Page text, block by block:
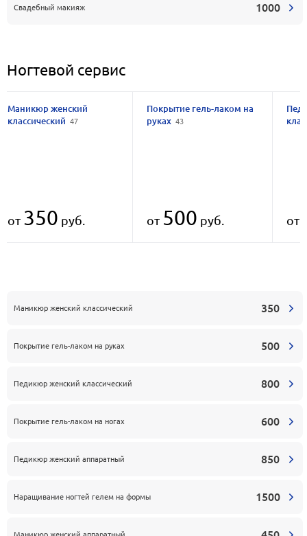
Свадебный макияж 1000
Ногтевой сервис
Маникюр женский классический 350
Покрытие гель-лаком на руках 500
Педикюр женский классический 800
Покрытие гель-лаком на ногах 600
Педикюр женский аппаратный 850
Наращивание ногтей гелем на формы 1500
Маникюр женский
классический 47
Покрытие гель-лаком на
руках43
от 350 руб. от 500 руб. от